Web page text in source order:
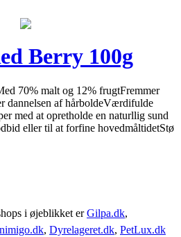
Berry 100g
70% malt og 12% frugtFremmer
dannelsen af hårboldeVærdifulde
med at opretholde en naturllig sund
eller til at forfine hovedmåltidetStø
i øjeblikket erGilpa.dk,
, Dyrelageret.dk, PetLux.dk